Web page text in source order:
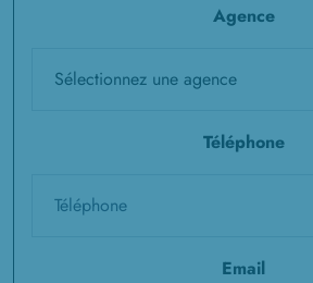
Agence
Téléphone
Email